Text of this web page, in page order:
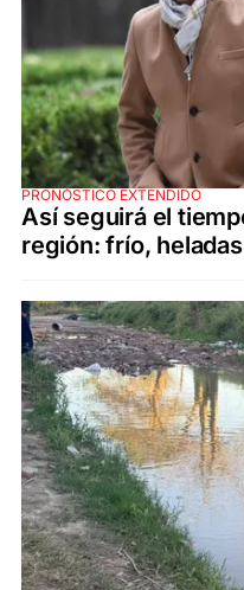
PRONÓSTICO EXTENDIDO
Así seguirá el
región: frío,